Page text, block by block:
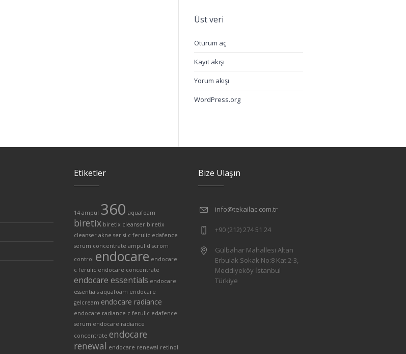
Üst veri
Oturum aç
Kayıt akışı
Yorum akışı
WordPress.org
Etiketler
14 ampul 360 aquafoam
biretix biretix cleanser biretix
cleanser akne serisi c ferulic edafence
serum concentrate ampul discrom
control endocare endocare
c ferulic endocare concentrate
endocare essentials endocare
essentials aquafoam endocare
gelcream endocare radiance
endocare radiance c ferulic edafence
serum endocare radiance
concentrate endocare
renewal endocare renewal retinol
Bize Ulaşın
info@tekailac.com.tr
+90 (212) 274 51 24
Gülbahar Mahallesi Altan
Erbulak Sokak No:8 Kat.2-3,
Mecidiyeköy İstanbul
Türkiye